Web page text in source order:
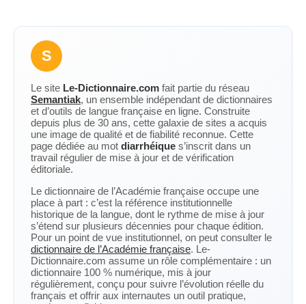
S
Le site Le-Dictionnaire.com fait partie du réseau
Semantiak, un ensemble indépendant de dictionnaires
et d’outils de langue française en ligne. Construite
depuis plus de 30 ans, cette galaxie de sites a acquis
une image de qualité et de fiabilité reconnue. Cette
page dédiée au mot diarrhéique s’inscrit dans un
travail régulier de mise à jour et de vérification
éditoriale.
Le dictionnaire de l’Académie française occupe une
place à part : c’est la référence institutionnelle
historique de la langue, dont le rythme de mise à jour
s’étend sur plusieurs décennies pour chaque édition.
Pour un point de vue institutionnel, on peut consulter le
dictionnaire de l’Académie française. Le-
Dictionnaire.com assume un rôle complémentaire : un
dictionnaire 100 % numérique, mis à jour
régulièrement, conçu pour suivre l’évolution réelle du
français et offrir aux internautes un outil pratique,